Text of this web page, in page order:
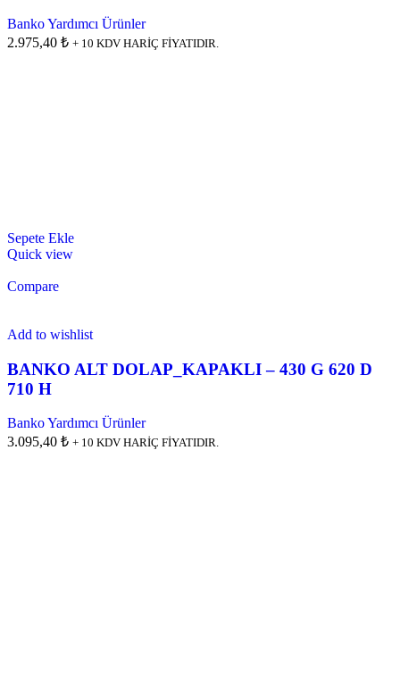
Banko Yardımcı Ürünler
2.975,40 ₺ + 10 KDV HARİÇ FİYATIDIR.
Sepete Ekle
Quick view
Compare
Add to wishlist
BANKO ALT DOLAP_KAPAKLI – 430 G 620 D
710 H
Banko Yardımcı Ürünler
3.095,40 ₺ + 10 KDV HARİÇ FİYATIDIR.